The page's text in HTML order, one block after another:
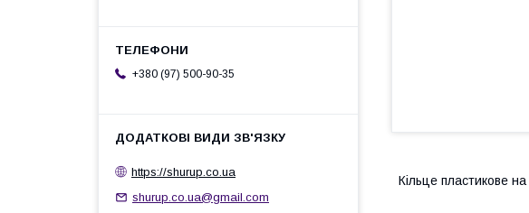
Кільце пластикове на
+380 (97) 500-90-35
https://shurup.co.ua
shurup.co.ua@gmail.com